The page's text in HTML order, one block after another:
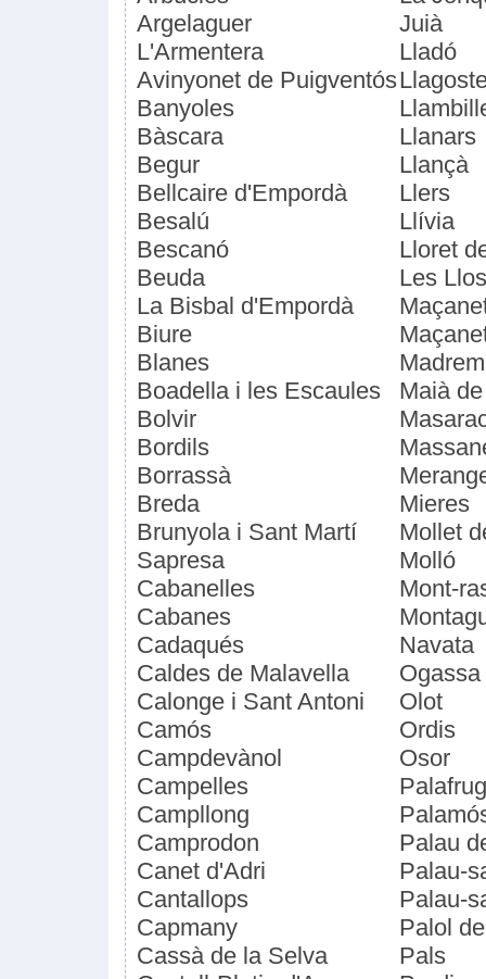
Argelaguer
L'Armentera
Avinyonet de Puigventós
Banyoles
Bàscara
Begur
Bellcaire d'Empordà
Besalú
Bescanó
Beuda
La Bisbal d'Empordà
Biure
Blanes
Boadella i les Escaules
Bolvir
Bordils
Borrassà
Breda
Brunyola i Sant Martí
Sapresa
Cabanelles
Cabanes
Cadaqués
Caldes de Malavella
Calonge i Sant Antoni
Camós
Campdevànol
Campelles
Campllong
Camprodon
Canet d'Adri
Cantallops
Capmany
Cassà de la Selva
Juià
Lladó
Llanars
Llançà
Llers
Llívia
Lloret
Les
Maià
Mieres
Mollet
Molló
Mont-
Navata
Ogassa
Olot
Ordis
Osor
Palau
Palau-
Palau-
Palol
Pals